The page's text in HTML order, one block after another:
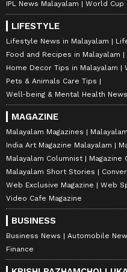
IPL News Malayalam
World Cup
LIFESTYLE
Lifestyle News in Malayalam
Food and Recipes in Malayalam
Home Decor Tips in Malayalam
Pets & Animals Care Tips
Well-being & Mental Health
MAGAZINE
Malayalam Magazines
India Art Magazine Malayalam
Malayalam Columnist
Magazine
Malayalam Short Stories
Web Exclusive Magazine
Web
Video Cafe Magazine
BUSINESS
Business News Automobile
Finance